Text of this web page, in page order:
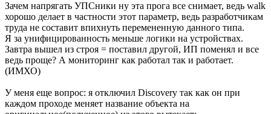
Зачем напрягать УПСники ну эта прога все снимает, ведь walk
хорошо делает в частности этот параметр, ведь разработчикам
труда не составит впихнуть перемененную данного типа.
Я за унифицированность меньше логики на устройствах.
Завтра вышел из строя = поставил другой, ИП поменял и все
ведь проще? А мониторинг как работал так и работает.
(ИМХО)
У меня еще вопрос: я отключил Discovery так как он при
каждом проходе меняет название объекта на